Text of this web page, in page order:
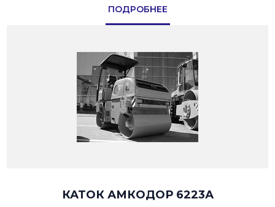
ПОДРОБНЕЕ
КАТОК АМКОДОР 6223А